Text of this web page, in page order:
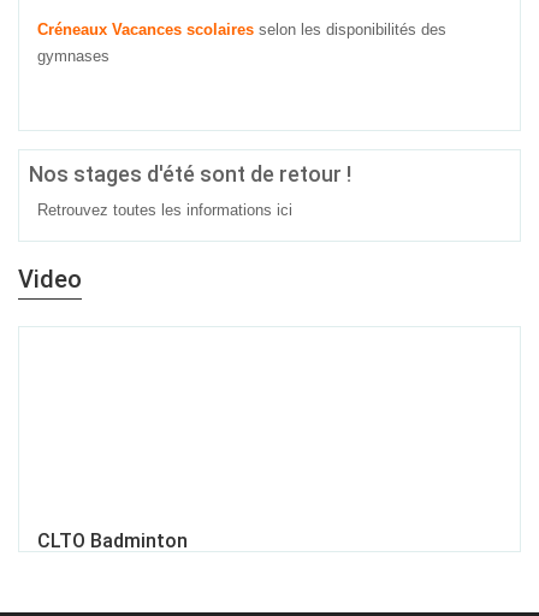
Créneaux Vacances scolaires selon les disponibilités des
gymnases
Nos stages d'été sont de retour !
Retrouvez toutes les informations ici
Video
CLTO Badminton